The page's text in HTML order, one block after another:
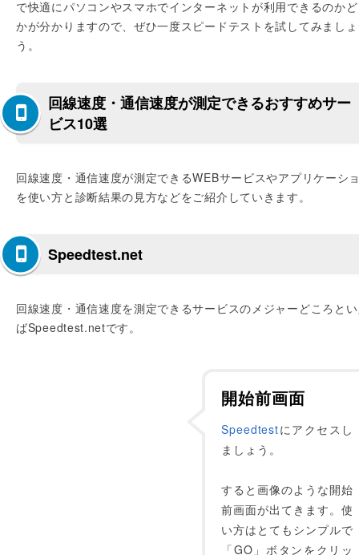
で快適にパソコンやスマホでインターネットが利用できるのか
かが分かりますので、ぜひ一度スピードテストを試してみましょ
う。
回線速度・通信速度が測定できるおすすめサー
ビス10選
回線速度・通信速度が測定できるWEBサービスやアプリケーシ
を使い方と診断結果の見方などをご紹介していきます。
Speedtest.net
回線速度・通信速度を測定できるサービスのメジャーどころと
ばSpeedtest.netです。
開始前画面
Speedtestにアクセスし
ましょう。
すると画像のような開始
前画面が出てきます。使
い方はとてもシンプルで
「GO」ボタンをクリッ